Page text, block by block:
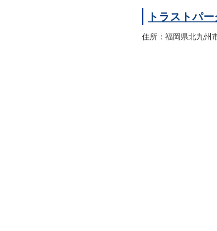
トラストパ
住所：福岡県北九州